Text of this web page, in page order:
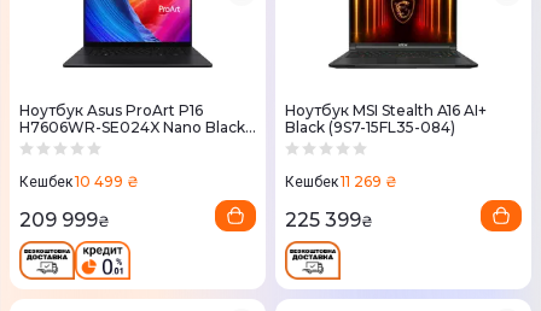
Ноутбук Asus ProArt P16
H7606WR-SE024X Nano Black
(90NB17D1-M00140)
Кешбек10 499 ₴
209 999₴
Ноутбук MSI Stealth A16 AI+
Black (9S7-15FL35-084)
Кешбек11 269 ₴
225 399₴